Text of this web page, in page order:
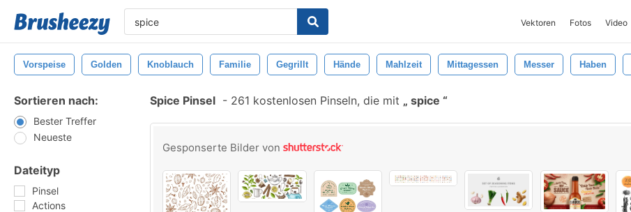
Vektoren Fotos Video
Vorspeise Golden Knoblauch Familie Gegrillt Hände Mahlzeit Mittagessen Messer Haben
Sortieren nach:
Bester Treffer
Neueste
Dateityp
Pinsel
Actions
Spice Pinsel - 261 kostenlosen Pinseln, die mit spice
Gesponserte Bilder von